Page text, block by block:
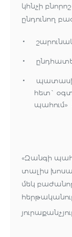
կհնչի
ընդունող
հետ`
պահում»
«Զանգի
տալիս
մեկ